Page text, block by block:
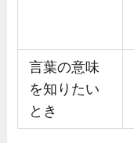
言葉の意味
を知りたい
とき